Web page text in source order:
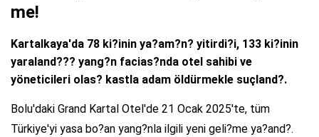
me!
Kartalkaya'da 78 ki?inin ya?am?n? yitirdi?i, 133 ki?inin
yaraland??? yang?n facias?nda otel sahibi ve
yöneticileri olas? kastla adam öldürmekle suçland?.
Bolu'daki Grand Kartal Otel'de 21 Ocak 2025'te, tüm
Türkiye'yi yasa bo?an yang?nla ilgili yeni geli?me ya?and?.